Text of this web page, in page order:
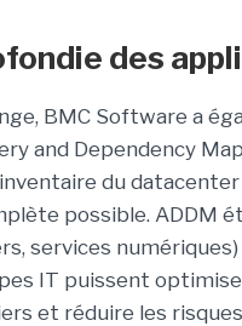
des
BMC Software a
and Dependency
du
possible. ADDM
services
IT puissent
et réduire les